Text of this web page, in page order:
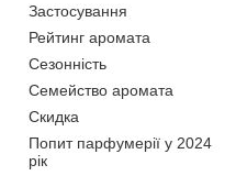
Застосування
Рейтинг аромата
Сезонність
Семейство аромата
Скидка
Попит парфумерії у 2024
рік